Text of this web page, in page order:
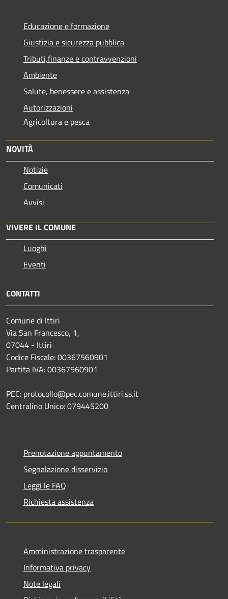
Educazione e formazione
Giustizia e sicurezza pubblica
Tributi,finanze e contravvenzioni
Ambiente
Salute, benessere e assistenza
Autorizzazioni
Agricoltura e pesca
NOVITÀ
Notizie
Comunicati
Avvisi
VIVERE IL COMUNE
Luoghi
Eventi
CONTATTI
Comune di Ittiri
Via San Francesco, 1,
07044 - Ittiri
Codice Fiscale: 00367560901
Partita IVA: 00367560901
PEC: protocollo@pec.comune.ittiri.ss.it
Centralino Unico: 079445200
Prenotazione appuntamento
Segnalazione disservizio
Leggi le FAQ
Richiesta assistenza
Amministrazione trasparente
Informativa privacy
Note legali